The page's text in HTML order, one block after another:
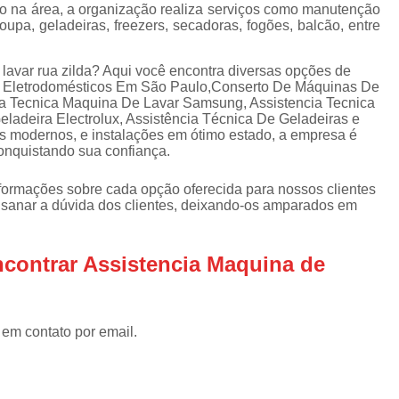
Assistencia Tecnica Refrigerador
Assistencia Tecnica
Assistencia Tecnica Refrigerador Electrolux
Refrigerador Assistencia Tecnica
Assistencia Tecnica Lavadora Secadora
Assistencia Tecnica Maquina Secadora de
Assistencia Tecnica
Assistencia Tecnica Secadora Enxuta
na área, a organização realiza serviços como manutenção
geladeiras, freezers, secadoras, fogões, balcão, entre
rua zilda? Aqui você encontra diversas opções de
Em São Paulo,Conserto De Máquinas De
Tecnica Maquina De Lavar Samsung, Assistencia Tecnica
Electrolux, Assistência Técnica De Geladeiras e
e instalações em ótimo estado, a empresa é
sua confiança.
sobre cada opção oferecida para nossos clientes
a dúvida dos clientes, deixando-os amparados em
Assistencia Maquina de
contato por email.